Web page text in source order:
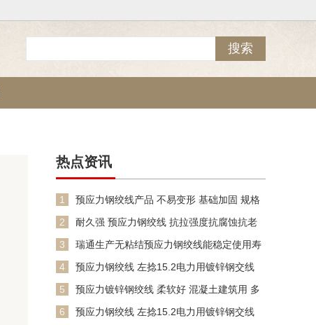
热点资讯
1
预应力钢绞线产品 不易变形 基础加固 规格
2
耐久强 预应力钢绞线 抗拉强度抗腐蚀抗老
3
瑞通生产无粘结预应力钢绞线能稳定使用寿
4
预应力钢绞线 左捻15.2电力用镀锌钢交线
5
预应力镀锌钢绞线 柔软好 混凝土建筑用 多
6
预应力钢绞线 左捻15.2电力用镀锌钢交线